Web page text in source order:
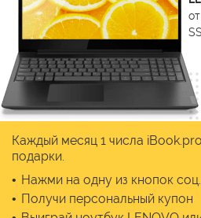
Каждый месяц 1 числа
подарки.
Нажми на одну из кнопок
Получи персональный купон